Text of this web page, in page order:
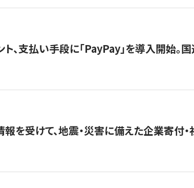
、支払い手段に「PayPay」を導入開始。
を受けて、地震・災害に備えた企業寄付